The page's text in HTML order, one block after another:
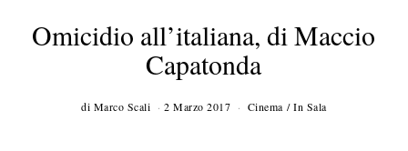
Omicidio all’italiana, di Maccio
Capatonda
di Marco Scali 2 Marzo 2017 Cinema / In Sala